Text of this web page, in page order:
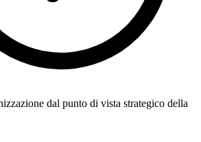
dal punto di vista strategico della